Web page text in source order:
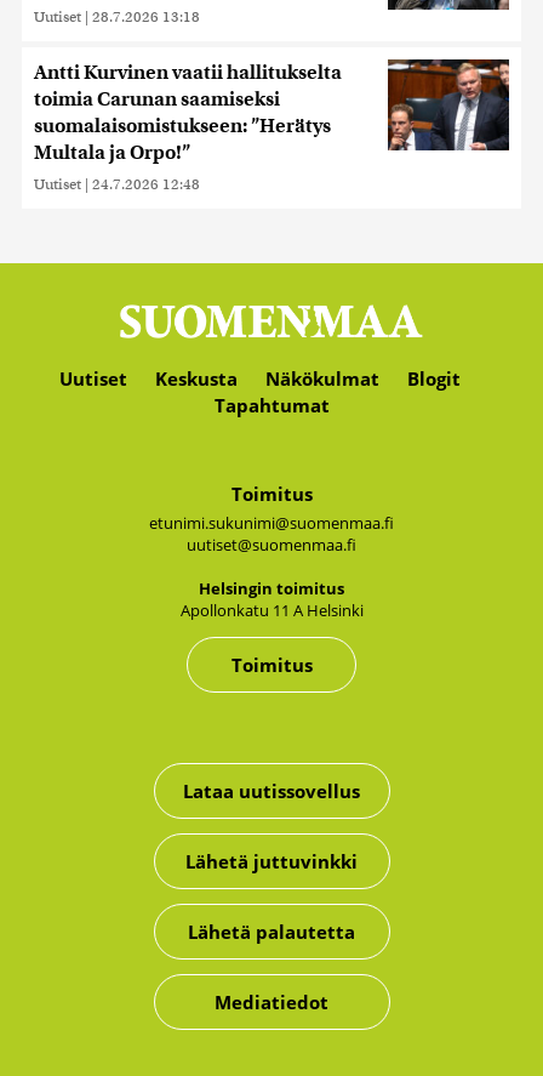
Uutiset | 28.7.2026 13:18
Antti Kurvinen vaatii hallitukselta
toimia Carunan saamiseksi
suomalaisomistukseen: ”Herätys
Multala ja Orpo!”
Uutiset | 24.7.2026 12:48
Uutiset Keskusta Näkökulmat
Blogit
Tapahtumat
Toimitus
etunimi.sukunimi@suomenmaa.fi
uutiset@suomenmaa.fi
Hel­sin­gin toi­mi­tus
Apol­lon­ka­tu 11 A Hel­sin­ki
Toimitus
Lataa uutissovellus
Lähetä juttuvinkki
Lähetä palautetta
Mediatiedot